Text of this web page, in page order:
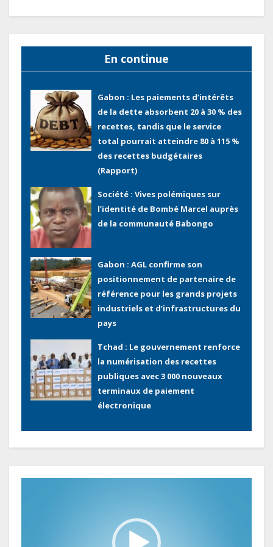
En continue
Gabon : Les paiements d’intérêts
recettes, tandis que le service
total pourrait atteindre 80 à 115 %
des recettes budgétaires
(Rapport)
Société : Vives polémiques sur
l’identité de Bombé Marcel auprès
de la communauté Babongo
référence pour les grands projets
industriels et d’infrastructures du
pays
Tchad : Le gouvernement renforce
la numérisation des recettes
publiques avec 3 000 nouveaux
terminaux de paiement
électronique
Congo : L’encours total de la dette
publique oscille autour de 9 483
observé une contraction de 3,6 %
Le Gabon signe un retour réussi